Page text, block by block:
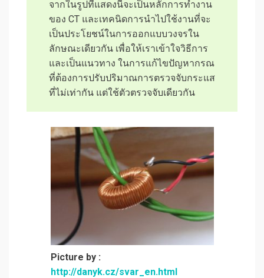
จากในรูปที่แสดงนี้จะเป็นหลักการทำงาน
ของ CT และเทคนิดการนำไปใช้งานที่จะ
เป็นประโยชน์ในการออกแบบวงจรใน
ลักษณะเดียวกัน เพื่อให้เราเข้าใจวิธีการ
และเป็นแนวทาง ในการแก้ไขปัญหากรณ
ที่ต้องการปรับปริมาณการตรวจจับกระแส
ที่ไม่เท่ากัน แต่ใช้ตัวตรวจจับเดียวกัน
Picture by :
http://danyk.cz/svar_en.html